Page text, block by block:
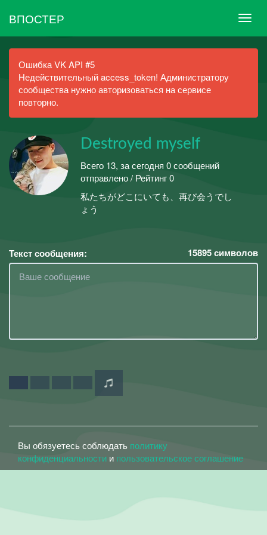
ВПОСТЕР
Ошибка VK API #5
Недействительный access_token! Администратору
сообщества нужно авторизоваться на сервисе
повторно.
Destroyed myself
Всего 13, за сегодня 0 сообщений
отправлено / Рейтинг 0
私たちがどこにいても、再び会うでし
ょう
Текст сообщения: 15895символов
Вы обязуетесь соблюдать политику
конфиденциальности и пользовательское соглашение